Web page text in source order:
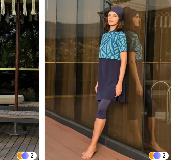
2 2